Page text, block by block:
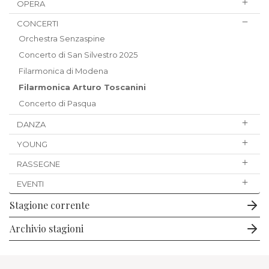
OPERA
CONCERTI
Orchestra Senzaspine
Concerto di San Silvestro 2025
Filarmonica di Modena
Filarmonica Arturo Toscanini
Concerto di Pasqua
DANZA
YOUNG
RASSEGNE
EVENTI
Stagione corrente
Archivio stagioni